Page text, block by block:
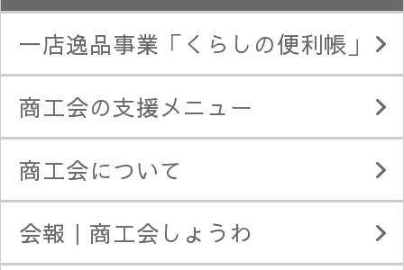
一店逸品事業「くらしの便利帳」
商工会の支援メニュー
商工会について
会報｜商工会しょうわ